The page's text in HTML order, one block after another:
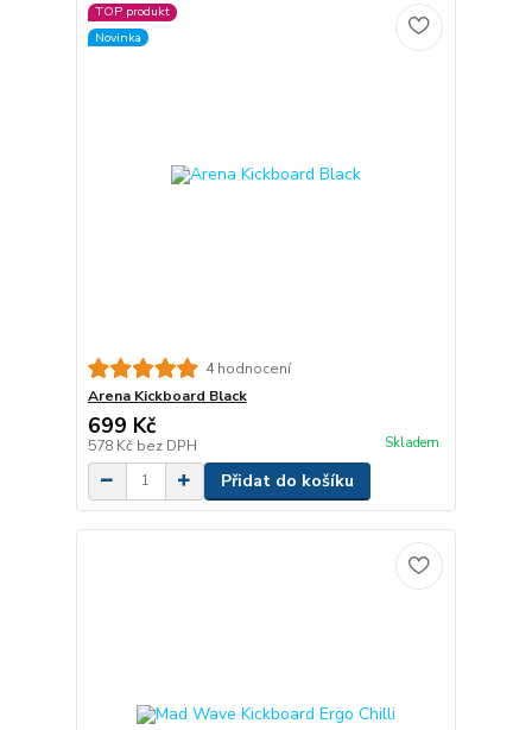
TOP produkt
Novinka
4 hodnocení
Arena Kickboard Black
699 Kč
578 Kč bez DPH Skladem
Přidat do košíku